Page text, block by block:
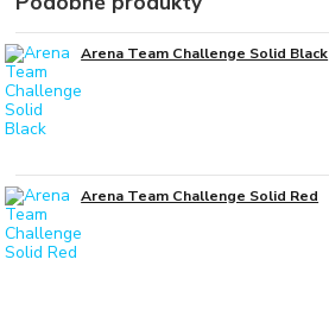
Arena Team Challenge Solid Black
Arena Team Challenge Solid Red